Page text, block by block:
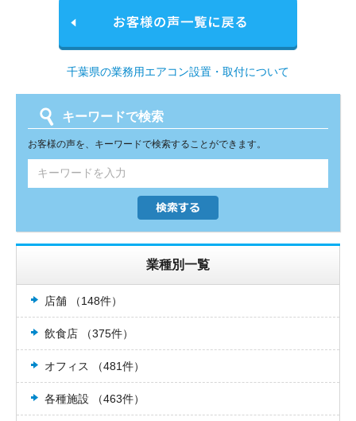
千葉県の業務用エアコン設置・取付について
キーワードで検索
お客様の声を、キーワードで検索することができます。
業種別一覧
店舗 （148件）
飲食店 （375件）
オフィス （481件）
各種施設 （463件）